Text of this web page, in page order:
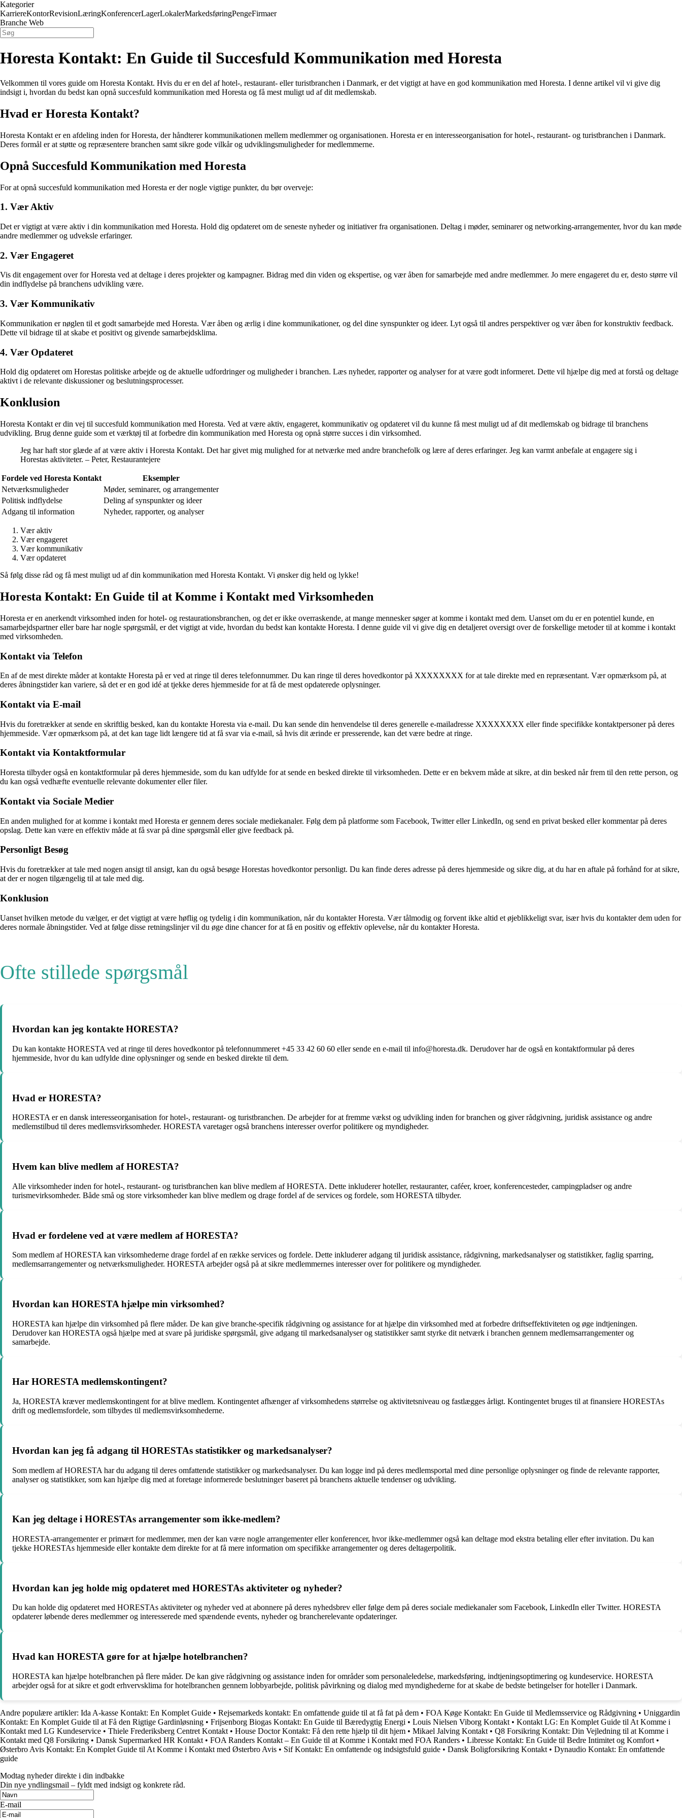
Kategorier
KarriereKontorRevisionLæringKonferencerLagerLokalerMarkedsføringPengeFirmaer
Branche Web
Horesta Kontakt: En Guide til Succesfuld Kommunikation med Horesta
Velkommen til vores guide om Horesta Kontakt. Hvis du er en del af hotel-, restaurant- eller turistbranchen i Danmark, er det vigtigt at have en god kommunikation med Horesta. I denne artikel vil vi give dig
indsigt i, hvordan du bedst kan opnå succesfuld kommunikation med Horesta og få mest muligt ud af dit medlemskab.
Hvad er Horesta Kontakt?
Horesta Kontakt er en afdeling inden for Horesta, der håndterer kommunikationen mellem medlemmer og organisationen. Horesta er en interesseorganisation for hotel-, restaurant- og turistbranchen i Danmark.
Deres formål er at støtte og repræsentere branchen samt sikre gode vilkår og udviklingsmuligheder for medlemmerne.
Opnå Succesfuld Kommunikation med Horesta
For at opnå succesfuld kommunikation med Horesta er der nogle vigtige punkter, du bør overveje:
1. Vær Aktiv
Det er vigtigt at være aktiv i din kommunikation med Horesta. Hold dig opdateret om de seneste nyheder og initiativer fra organisationen. Deltag i møder, seminarer og networking-arrangementer, hvor du kan møde
andre medlemmer og udveksle erfaringer.
2. Vær Engageret
Vis dit engagement over for Horesta ved at deltage i deres projekter og kampagner. Bidrag med din viden og ekspertise, og vær åben for samarbejde med andre medlemmer. Jo mere engageret du er, desto større vil
din indflydelse på branchens udvikling være.
3. Vær Kommunikativ
Kommunikation er nøglen til et godt samarbejde med Horesta. Vær åben og ærlig i dine kommunikationer, og del dine synspunkter og ideer. Lyt også til andres perspektiver og vær åben for konstruktiv feedback.
Dette vil bidrage til at skabe et positivt og givende samarbejdsklima.
4. Vær Opdateret
Hold dig opdateret om Horestas politiske arbejde og de aktuelle udfordringer og muligheder i branchen. Læs nyheder, rapporter og analyser for at være godt informeret. Dette vil hjælpe dig med at forstå og deltage
aktivt i de relevante diskussioner og beslutningsprocesser.
Konklusion
Horesta Kontakt er din vej til succesfuld kommunikation med Horesta. Ved at være aktiv, engageret, kommunikativ og opdateret vil du kunne få mest muligt ud af dit medlemskab og bidrage til branchens
udvikling. Brug denne guide som et værktøj til at forbedre din kommunikation med Horesta og opnå større succes i din virksomhed.
Jeg har haft stor glæde af at være aktiv i Horesta Kontakt. Det har givet mig mulighed for at netværke med andre branchefolk og lære af deres erfaringer. Jeg kan varmt anbefale at engagere sig i
Horestas aktiviteter. – Peter, Restaurantejere
Fordele ved Horesta Kontakt
Eksempler
Netværksmuligheder
Møder, seminarer, og arrangementer
Politisk indflydelse
Deling af synspunkter og ideer
Adgang til information
Nyheder, rapporter, og analyser
Vær aktiv
Vær engageret
Vær kommunikativ
Vær opdateret
Så følg disse råd og få mest muligt ud af din kommunikation med Horesta Kontakt. Vi ønsker dig held og lykke!
Horesta Kontakt: En Guide til at Komme i Kontakt med Virksomheden
Horesta er en anerkendt virksomhed inden for hotel- og restaurationsbranchen, og det er ikke overraskende, at mange mennesker søger at komme i kontakt med dem. Uanset om du er en potentiel kunde, en
samarbejdspartner eller bare har nogle spørgsmål, er det vigtigt at vide, hvordan du bedst kan kontakte Horesta. I denne guide vil vi give dig en detaljeret oversigt over de forskellige metoder til at komme i kontakt
med virksomheden.
Kontakt via Telefon
En af de mest direkte måder at kontakte Horesta på er ved at ringe til deres telefonnummer. Du kan ringe til deres hovedkontor på XXXXXXXX for at tale direkte med en repræsentant. Vær opmærksom på, at
deres åbningstider kan variere, så det er en god idé at tjekke deres hjemmeside for at få de mest opdaterede oplysninger.
Kontakt via E-mail
Hvis du foretrækker at sende en skriftlig besked, kan du kontakte Horesta via e-mail. Du kan sende din henvendelse til deres generelle e-mailadresse XXXXXXXX eller finde specifikke kontaktpersoner på deres
hjemmeside. Vær opmærksom på, at det kan tage lidt længere tid at få svar via e-mail, så hvis dit ærinde er presserende, kan det være bedre at ringe.
Kontakt via Kontaktformular
Horesta tilbyder også en kontaktformular på deres hjemmeside, som du kan udfylde for at sende en besked direkte til virksomheden. Dette er en bekvem måde at sikre, at din besked når frem til den rette person, og
du kan også vedhæfte eventuelle relevante dokumenter eller filer.
Kontakt via Sociale Medier
En anden mulighed for at komme i kontakt med Horesta er gennem deres sociale mediekanaler. Følg dem på platforme som Facebook, Twitter eller LinkedIn, og send en privat besked eller kommentar på deres
opslag. Dette kan være en effektiv måde at få svar på dine spørgsmål eller give feedback på.
Personligt Besøg
Hvis du foretrækker at tale med nogen ansigt til ansigt, kan du også besøge Horestas hovedkontor personligt. Du kan finde deres adresse på deres hjemmeside og sikre dig, at du har en aftale på forhånd for at sikre,
at der er nogen tilgængelig til at tale med dig.
Konklusion
Uanset hvilken metode du vælger, er det vigtigt at være høflig og tydelig i din kommunikation, når du kontakter Horesta. Vær tålmodig og forvent ikke altid et øjeblikkeligt svar, især hvis du kontakter dem uden for
deres normale åbningstider. Ved at følge disse retningslinjer vil du øge dine chancer for at få en positiv og effektiv oplevelse, når du kontakter Horesta.
Ofte stillede spørgsmål
Hvordan kan jeg kontakte HORESTA?
Du kan kontakte HORESTA ved at ringe til deres hovedkontor på telefonnummeret +45 33 42 60 60 eller sende en e-mail til info@horesta.dk. Derudover har de også en kontaktformular på deres
hjemmeside, hvor du kan udfylde dine oplysninger og sende en besked direkte til dem.
Hvad er HORESTA?
HORESTA er en dansk interesseorganisation for hotel-, restaurant- og turistbranchen. De arbejder for at fremme vækst og udvikling inden for branchen og giver rådgivning, juridisk assistance og andre
medlemstilbud til deres medlemsvirksomheder. HORESTA varetager også branchens interesser overfor politikere og myndigheder.
Hvem kan blive medlem af HORESTA?
Alle virksomheder inden for hotel-, restaurant- og turistbranchen kan blive medlem af HORESTA. Dette inkluderer hoteller, restauranter, caféer, kroer, konferencesteder, campingpladser og andre
turismevirksomheder. Både små og store virksomheder kan blive medlem og drage fordel af de services og fordele, som HORESTA tilbyder.
Hvad er fordelene ved at være medlem af HORESTA?
Som medlem af HORESTA kan virksomhederne drage fordel af en række services og fordele. Dette inkluderer adgang til juridisk assistance, rådgivning, markedsanalyser og statistikker, faglig sparring,
medlemsarrangementer og netværksmuligheder. HORESTA arbejder også på at sikre medlemmernes interesser over for politikere og myndigheder.
Hvordan kan HORESTA hjælpe min virksomhed?
HORESTA kan hjælpe din virksomhed på flere måder. De kan give branche-specifik rådgivning og assistance for at hjælpe din virksomhed med at forbedre driftseffektiviteten og øge indtjeningen.
Derudover kan HORESTA også hjælpe med at svare på juridiske spørgsmål, give adgang til markedsanalyser og statistikker samt styrke dit netværk i branchen gennem medlemsarrangementer og
samarbejde.
Har HORESTA medlemskontingent?
Ja, HORESTA kræver medlemskontingent for at blive medlem. Kontingentet afhænger af virksomhedens størrelse og aktivitetsniveau og fastlægges årligt. Kontingentet bruges til at finansiere HORESTAs
drift og medlemsfordele, som tilbydes til medlemsvirksomhederne.
Hvordan kan jeg få adgang til HORESTAs statistikker og markedsanalyser?
Som medlem af HORESTA har du adgang til deres omfattende statistikker og markedsanalyser. Du kan logge ind på deres medlemsportal med dine personlige oplysninger og finde de relevante rapporter,
analyser og statistikker, som kan hjælpe dig med at foretage informerede beslutninger baseret på branchens aktuelle tendenser og udvikling.
Kan jeg deltage i HORESTAs arrangementer som ikke-medlem?
HORESTA-arrangementer er primært for medlemmer, men der kan være nogle arrangementer eller konferencer, hvor ikke-medlemmer også kan deltage mod ekstra betaling eller efter invitation. Du kan
tjekke HORESTAs hjemmeside eller kontakte dem direkte for at få mere information om specifikke arrangementer og deres deltagerpolitik.
Hvordan kan jeg holde mig opdateret med HORESTAs aktiviteter og nyheder?
Du kan holde dig opdateret med HORESTAs aktiviteter og nyheder ved at abonnere på deres nyhedsbrev eller følge dem på deres sociale mediekanaler som Facebook, LinkedIn eller Twitter. HORESTA
opdaterer løbende deres medlemmer og interesserede med spændende events, nyheder og brancherelevante opdateringer.
Hvad kan HORESTA gøre for at hjælpe hotelbranchen?
HORESTA kan hjælpe hotelbranchen på flere måder. De kan give rådgivning og assistance inden for områder som personaleledelse, markedsføring, indtjeningsoptimering og kundeservice. HORESTA
arbejder også for at sikre et godt erhvervsklima for hotelbranchen gennem lobbyarbejde, politisk påvirkning og dialog med myndighederne for at skabe de bedste betingelser for hoteller i Danmark.
Andre populære artikler: Ida A-kasse Kontakt: En Komplet Guide • Rejsemarkeds kontakt: En omfattende guide til at få fat på dem • FOA Køge Kontakt: En Guide til Medlemsservice og Rådgivning • Uniggardin
Kontakt: En Komplet Guide til at Få den Rigtige Gardinløsning • Frijsenborg Biogas Kontakt: En Guide til Bæredygtig Energi • Louis Nielsen Viborg Kontakt • Kontakt LG: En Komplet Guide til At Komme i
Kontakt med LG Kundeservice • Thiele Frederiksberg Centret Kontakt • House Doctor Kontakt: Få den rette hjælp til dit hjem • Mikael Jalving Kontakt • Q8 Forsikring Kontakt: Din Vejledning til at Komme i
Kontakt med Q8 Forsikring • Dansk Supermarked HR Kontakt • FOA Randers Kontakt – En Guide til at Komme i Kontakt med FOA Randers • Libresse Kontakt: En Guide til Bedre Intimitet og Komfort •
Østerbro Avis Kontakt: En Komplet Guide til At Komme i Kontakt med Østerbro Avis • Sif Kontakt: En omfattende og indsigtsfuld guide • Dansk Boligforsikring Kontakt • Dynaudio Kontakt: En omfattende
guide
Modtag nyheder direkte i din indbakke
Din nye yndlingsmail – fyldt med indsigt og konkrete råd.
E-mail